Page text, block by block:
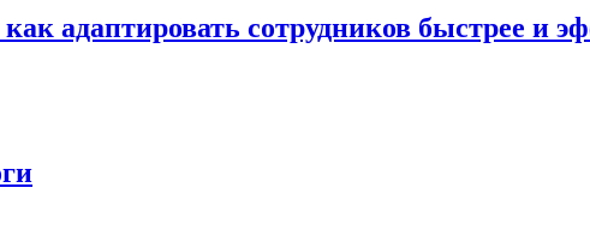
адаптировать сотрудников быстрее и